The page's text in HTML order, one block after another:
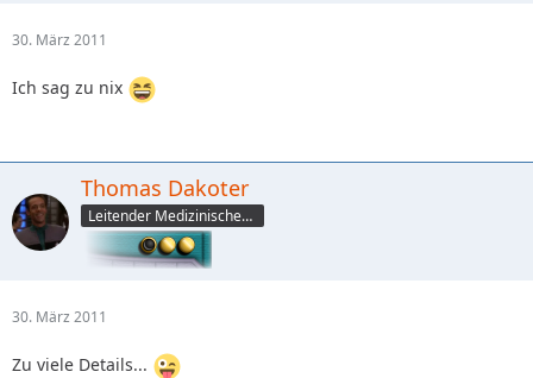
30. März 2011
Ich sag zu nix
Thomas Dakoter
Leitender Medizinischer Offizier (CMO)
30. März 2011
Zu viele Details...